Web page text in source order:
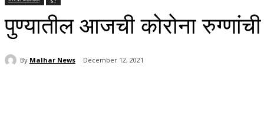
पुण्यातील आजची कोरोना
By Malhar News December 12, 2021